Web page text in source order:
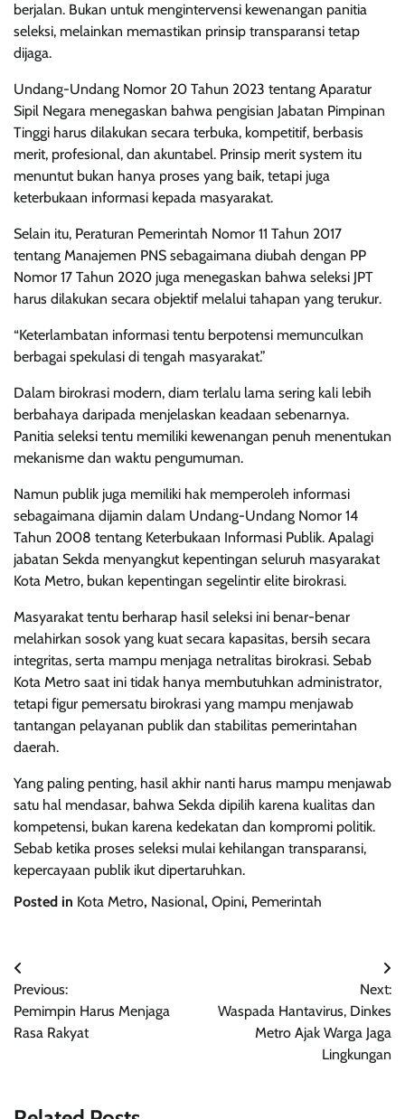
berjalan. Bukan untuk mengintervensi kewenangan panitia
seleksi, melainkan memastikan prinsip transparansi tetap
dijaga.
Undang-Undang Nomor 20 Tahun 2023 tentang Aparatur
Sipil Negara menegaskan bahwa pengisian Jabatan Pimpinan
Tinggi harus dilakukan secara terbuka, kompetitif, berbasis
merit, profesional, dan akuntabel. Prinsip merit system itu
menuntut bukan hanya proses yang baik, tetapi juga
keterbukaan informasi kepada masyarakat.
Selain itu, Peraturan Pemerintah Nomor 11 Tahun 2017
tentang Manajemen PNS sebagaimana diubah dengan PP
Nomor 17 Tahun 2020 juga menegaskan bahwa seleksi JPT
harus dilakukan secara objektif melalui tahapan yang terukur.
“Keterlambatan informasi tentu berpotensi memunculkan
berbagai spekulasi di tengah masyarakat.”
Dalam birokrasi modern, diam terlalu lama sering kali lebih
berbahaya daripada menjelaskan keadaan sebenarnya.
Panitia seleksi tentu memiliki kewenangan penuh menentukan
mekanisme dan waktu pengumuman.
Namun publik juga memiliki hak memperoleh informasi
sebagaimana dijamin dalam Undang-Undang Nomor 14
Tahun 2008 tentang Keterbukaan Informasi Publik. Apalagi
jabatan Sekda menyangkut kepentingan seluruh masyarakat
Kota Metro, bukan kepentingan segelintir elite birokrasi.
Masyarakat tentu berharap hasil seleksi ini benar-benar
melahirkan sosok yang kuat secara kapasitas, bersih secara
integritas, serta mampu menjaga netralitas birokrasi. Sebab
Kota Metro saat ini tidak hanya membutuhkan administrator,
tetapi figur pemersatu birokrasi yang mampu menjawab
tantangan pelayanan publik dan stabilitas pemerintahan
daerah.
Yang paling penting, hasil akhir nanti harus mampu menjawab
satu hal mendasar, bahwa Sekda dipilih karena kualitas dan
kompetensi, bukan karena kedekatan dan kompromi politik.
Sebab ketika proses seleksi mulai kehilangan transparansi,
kepercayaan publik ikut dipertaruhkan.
Posted in Kota Metro, Nasional, Opini, Pemerintah
Navigasi
pos
Previous:
Pemimpin Harus Menjaga
Rasa Rakyat
Next:
Waspada Hantavirus, Dinkes
Metro Ajak Warga Jaga
Lingkungan